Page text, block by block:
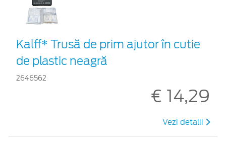
Kalff* Trusă de prim ajutor în cutie
de plastic neagră
2646562
€ 14,29
Vezi detalii